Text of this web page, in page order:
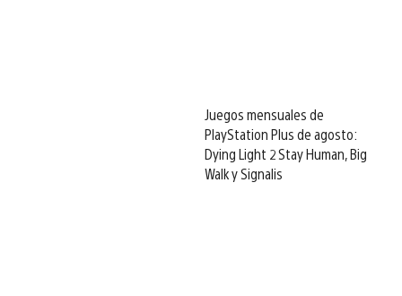
Juegos mensuales de
PlayStation Plus de agosto:
Dying Light 2 Stay Human, Big
Walk y Signalis